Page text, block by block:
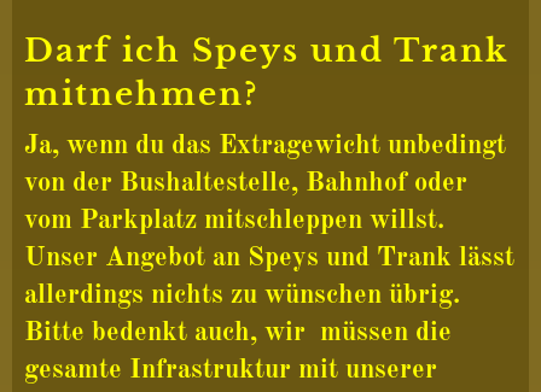
Darf ich Speys und Trank
mitnehmen?
Ja, wenn du das Extragewicht unbedingt
von der Bushaltestelle, Bahnhof oder
vom Parkplatz mitschleppen willst.
Unser Angebot an Speys und Trank lässt
allerdings nichts zu wünschen übrig.
Bitte bedenkt auch, wir müssen die
gesamte Infrastruktur mit unserer